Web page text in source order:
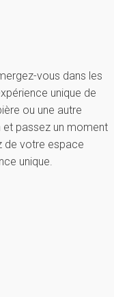
vous dans les
unique de
ou une autre
passez un moment
de votre espace
unique.